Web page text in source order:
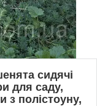
сидячі
для саду,
з полістоуну,